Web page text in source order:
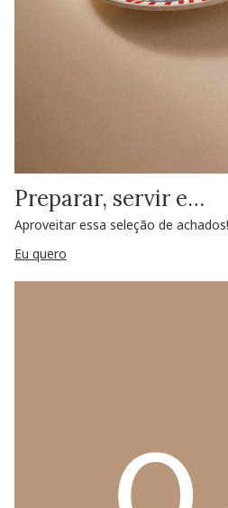
Preparar, servir e…
Aproveitar essa seleção de achados!
Eu quero